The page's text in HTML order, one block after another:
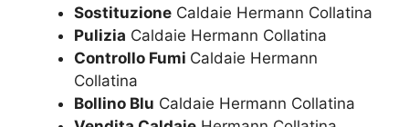
Sostituzione Caldaie Hermann Collatina
Pulizia Caldaie Hermann Collatina
Controllo Fumi Caldaie Hermann
Collatina
Bollino Blu Caldaie Hermann Collatina